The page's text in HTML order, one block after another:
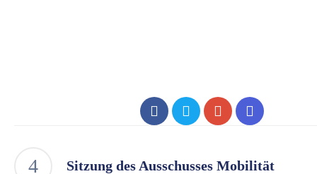
Sitzung des Ausschusses Mobilität